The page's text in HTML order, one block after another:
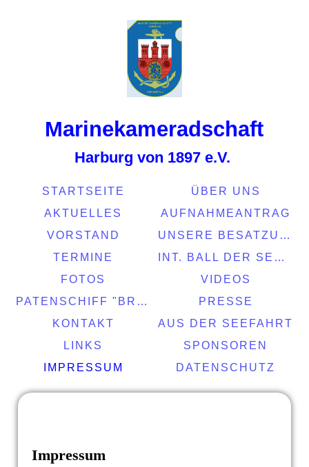
Marinekameradschaft
Harburg von 1897 e.V.
STARTSEITE
ÜBER UNS
AKTUELLES
AUFNAHMEANTRAG
VORSTAND
UNSERE BESATZUNG
TERMINE
INT. BALL DER SEEFAHRT 2022
FOTOS
VIDEOS
PATENSCHIFF "BRASIL"
PRESSE
KONTAKT
AUS DER SEEFAHRT
LINKS
SPONSOREN
IMPRESSUM
DATENSCHUTZ
Impressum